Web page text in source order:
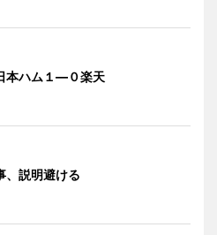
本ハム１―０楽天
、説明避ける